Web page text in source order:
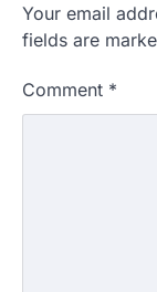
Your email
fields are
Comment *